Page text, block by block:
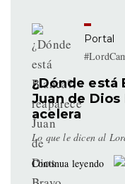
Portal
¿Dónde está
Juan de Dios
acelera
Lo que le dicen al
Continua leyendo